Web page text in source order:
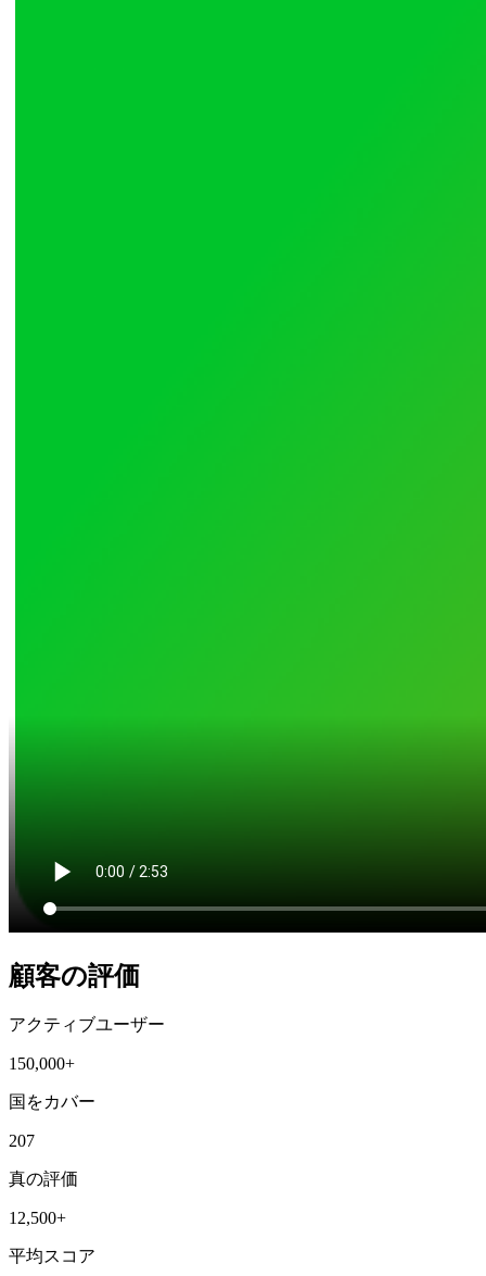
顧客の評価
アクティブユーザー
150,000+
国をカバー
207
真の評価
12,500+
平均スコア